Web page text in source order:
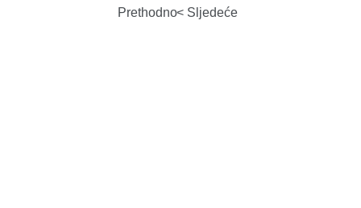
Prethodno Sljedeće